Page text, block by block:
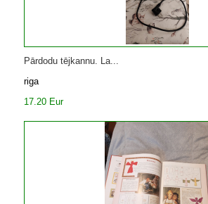
Pārdodu tējkannu. La...
riga
17.20 Eur